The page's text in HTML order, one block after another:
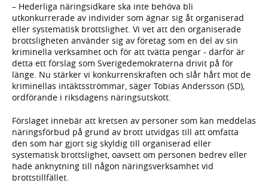
– Hederliga näringsidkare ska inte behöva bli
utkonkurrerade av individer som ägnar sig åt organiserad
eller systematisk brottslighet. Vi vet att den organiserade
brottsligheten använder sig av företag som en del av sin
kriminella verksamhet och för att tvätta pengar - därför är
detta ett förslag som Sverigedemokraterna drivit på för
länge. Nu stärker vi konkurrenskraften och slår hårt mot de
kriminellas intäktsströmmar, säger Tobias Andersson (SD),
ordförande i riksdagens näringsutskott.
Förslaget innebär att kretsen av personer som kan meddelas
näringsförbud på grund av brott utvidgas till att omfatta
den som har gjort sig skyldig till organiserad eller
systematisk brottslighet, oavsett om personen bedrev eller
hade anknytning till någon näringsverksamhet vid
brottstillfället.